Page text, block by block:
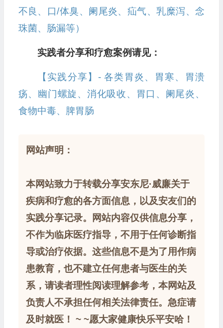
不良、口/体臭、阑尾炎、疝气、乳糜泻、念
珠菌、肠漏等）
实践者分享和疗愈案例请见：
【实践分享】- 各类胃炎、胃寒、胃溃
疡、幽门螺旋、消化吸收、胃口、阑尾炎、
食物中毒、脾胃肠
网站声明：
本网站致力于转载分享安东尼·威廉关于
疾病和疗愈的各方面信息，以及安友们的
实践分享记录。网站内容仅供信息分享，
不作为临床医疗指导，不用于任何诊断指
导或治疗依据。这些信息不是为了用作病
患教育，也不建立任何患者与医生的关
系，请读者理性阅读理解参考，本网站及
负责人不承担任何相关法律责任。急症请
及时就医！ ~ ~愿大家健康快乐平安哈！